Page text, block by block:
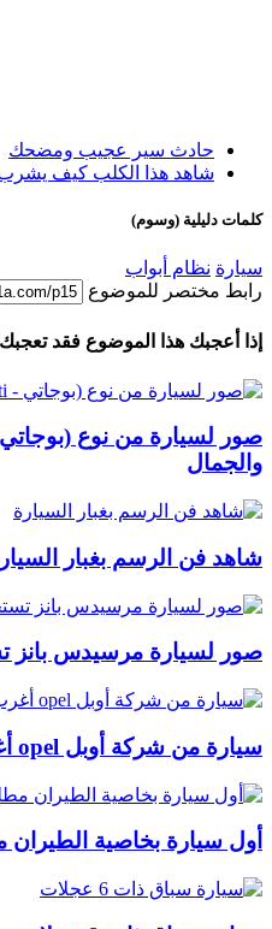
حادث سير عجيب ومضحك
شاهد هذا الكلب كيف يشرب
كلمات دليلية (وسوم)
سيارة نظام أبواب
رابط مختصر للموضوع
إذا أعجبك هذا الموضوع فقد
والجمال
شاهد فن الرسم بغبار
صور لسيارة مرسيدس بانز
سيارة من شركة أوبل opel أغرب من الخيال
أول سيارة بخاصية الطيران